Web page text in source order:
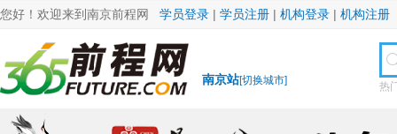
您好！欢迎来到南京前程网 学员登录 | 学员注册 | 机构登录 | 机构注册
南京站[切换城市] 热